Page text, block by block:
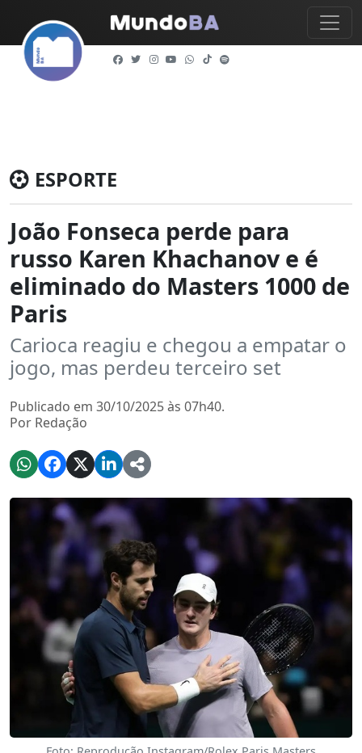
ESPORTE
João Fonseca perde para
russo Karen Khachanov e é
eliminado do Masters 1000 de
Paris
Carioca reagiu e chegou a empatar o
jogo, mas perdeu terceiro set
Publicado em 30/10/2025 às 07h40.
Por Redação